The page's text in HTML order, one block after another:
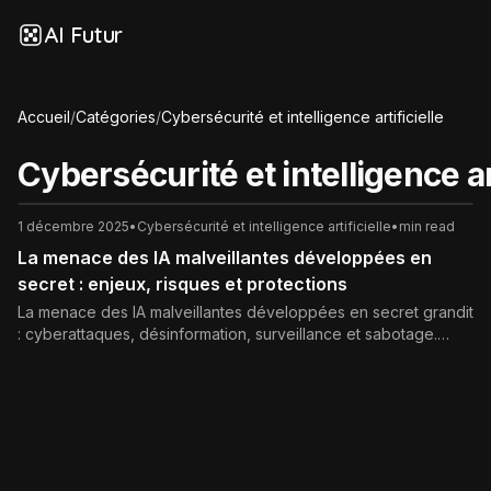
AI Futur
Accueil/Catégories/Cybersécurité et intelligence artificielle
Cybersécurité et intelligence
1 décembre 2025• Cybersécurité et intelligence artificielle• min read
La menace des IA malveillantes développées en
secret : enjeux, risques et protections
La menace des IA malveillantes développées en secret grandit
: cyberattaques, désinformation, surveillance et sabotage.